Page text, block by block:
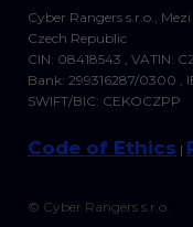
Cyber Rangers s.r.o.,
Czech Republic
CIN: 08418543 , VATIN:
Bank: 299316287/0300
SWIFT/BIC: CEKOCZPP
Code of Ethics |
© Cyber Rangers s.r.o.